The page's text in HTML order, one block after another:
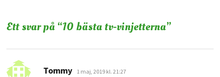
Ett svar på “10 bästa tv-vinjetterna”
Tommy skriver:
1 maj, 2019 kl. 21:27